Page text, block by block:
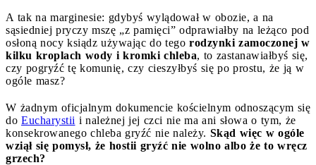
A tak na marginesie: gdybyś wylądował w obozie, a na
sąsiedniej pryczy mszę „z pamięci” odprawiałby na leżąco pod
osłoną nocy ksiądz używając do tego rodzynki zamoczonej w
kilku kroplach wody i kromki chleba, to zastanawiałbyś się,
czy pogryźć tę komunię, czy cieszyłbyś się po prostu, że ją w
ogóle masz?
W żadnym oficjalnym dokumencie kościelnym odnoszącym się
do Eucharystii i należnej jej czci nie ma ani słowa o tym, że
konsekrowanego chleba gryźć nie należy. Skąd więc w ogóle
wziął się pomysł, że hostii gryźć nie wolno albo że to wręcz
grzech?